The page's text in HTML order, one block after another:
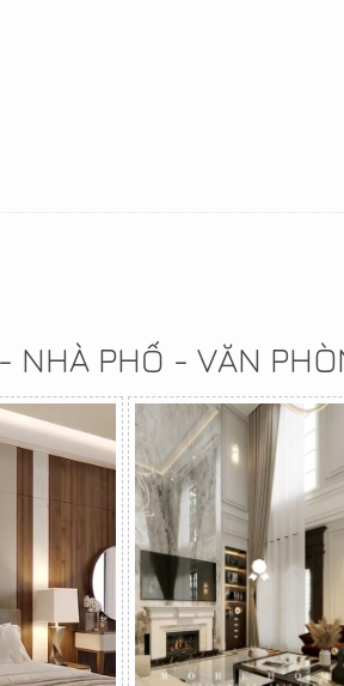
NHÀ PHỐ - VĂN